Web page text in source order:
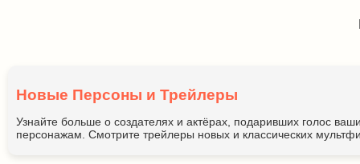
Новые Персоны и Трейлеры
Узнайте больше о создателях и актёрах, подаривших голос
персонажам. Смотрите трейлеры новых и классических